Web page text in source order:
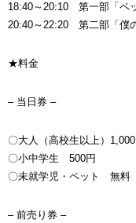
18:40～20:10 第一部「ペ
20:40～22:20 第二部「僕
★料金
– 当日券 –
〇大人（高校生以上）1,000
〇小中学生 500円
〇未就学児・ペット 無料
– 前売り券 –